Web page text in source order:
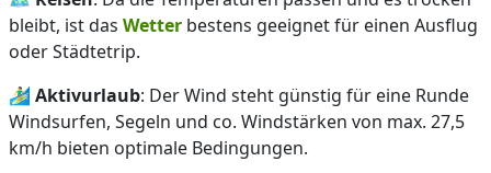
bleibt, ist das Wetter bestens geeignet für einen Ausflug
oder Städtetrip.
🏄‍♂️ Aktivurlaub: Der Wind steht günstig für eine Runde
Windsurfen, Segeln und co. Windstärken von max. 27,5
km/h bieten optimale Bedingungen.